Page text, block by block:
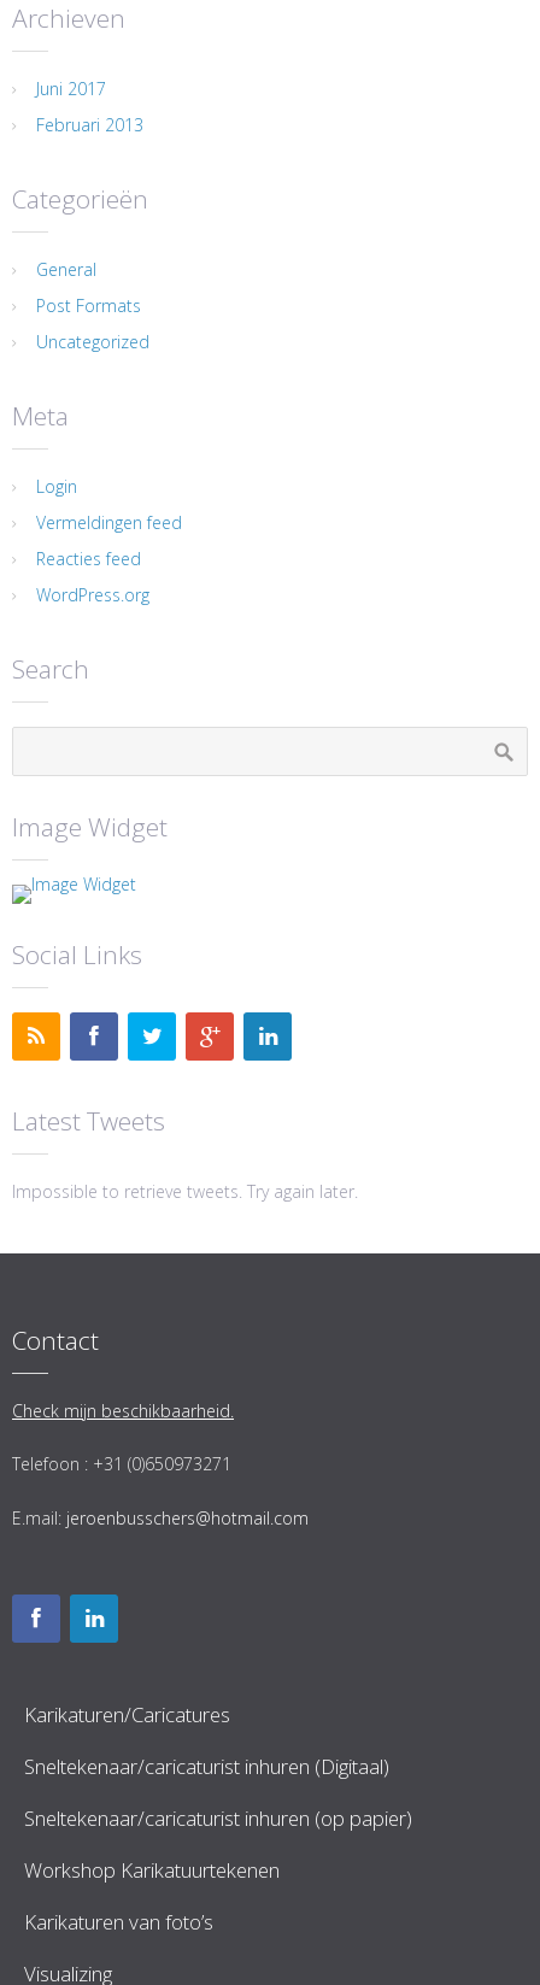
Archieven
Juni 2017
Februari 2013
Categorieën
General
Post Formats
Uncategorized
Meta
Login
Vermeldingen feed
Reacties feed
WordPress.org
Search
Image Widget
Social Links
Latest Tweets
Impossible to retrieve tweets. Try again later.
Contact
Check mijn beschikbaarheid.
Telefoon : +31 (0)650973271
E.mail: jeroenbusschers@hotmail.com
Karikaturen/Caricatures
Sneltekenaar/caricaturist inhuren (Digitaal)
Sneltekenaar/caricaturist inhuren (op papier)
Workshop Karikatuurtekenen
Karikaturen van foto’s
Visualizing